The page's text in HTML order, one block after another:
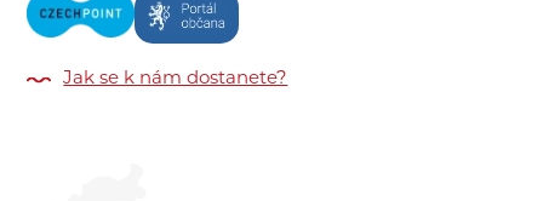
Jak se k nám dostanete?